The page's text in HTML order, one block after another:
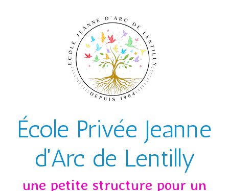
École Privée Jeanne
d'Arc de Lentilly
une petite structure pour un